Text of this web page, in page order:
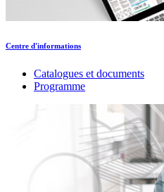
Centre d'informations
Catalogues et documents
Programme